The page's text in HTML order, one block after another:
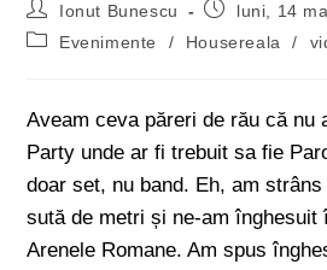
Ionut Bunescu
luni, 14
Evenimente
/ Housereala /
Aveam ceva păreri de rău că nu
Party unde ar fi trebuit sa fie
doar set, nu band. Eh, am
sută de metri și ne-am înghesuit
Arenele Romane. Am spus